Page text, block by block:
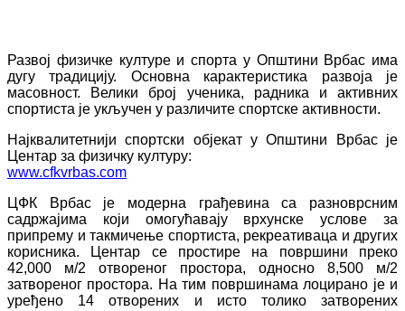
Развој физичке културе и спорта у Општини Врбас има
дугу традицију. Основна карактеристика развоја је
масовност. Велики број ученика, радника и активних
спортиста је укључен у различите спортске активности.
Најквалитетнији спортски објекат у Општини Врбас је
Центар за физичку културу:
www.cfkvrbas.com
ЦФК Врбас је модерна грађевина са разноврсним
садржајима који омогућавају врхунске услове за
припрему и такмичење спортиста, рекреативаца и других
корисника. Центар се простире на површини преко
42,000 м/2 отвореног простора, односно 8,500 м/2
затвореног простора. На тим површинама лоцирано је и
уређено 14 отворених и исто толико затворених